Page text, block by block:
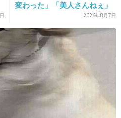
、シット、ブルシット、ボロ、ボッコ、
ン物質、誇大妄想狂。
しないガキ根性野郎、腐れ根性。
ボケ、ボケナス、アホンダラ、たわ
停止、アメーバ、単細胞、蠅、蚊、カ
、クレイジー、マッド、ストーカー。
好しい、粗製濫造品、偽物、似非
藉者、放蕩息子、道楽息子、極道息子。
端者、アウトサイダー
ポルポト派らと同類。
変わった」「美人さんねぇ」
「歯列矯正してるんや」2026年8月7日